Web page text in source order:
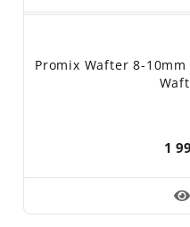
Promix Wafter 8-
1